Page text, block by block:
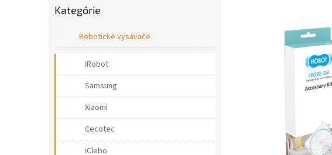
kategórie
Kategórie
Robotické vysávače
iRobot
Samsung
Xiaomi
Cecotec
iClebo